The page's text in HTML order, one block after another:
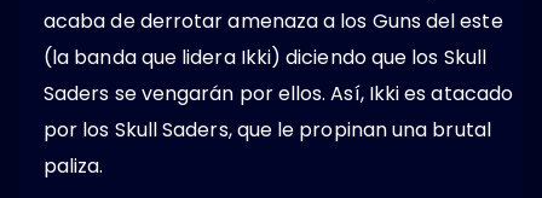
acaba de derrotar amenaza a los Guns del este
(la banda que lidera Ikki) diciendo que los Skull
Saders se vengarán por ellos. Así, Ikki es atacado
por los Skull Saders, que le propinan una brutal
paliza.